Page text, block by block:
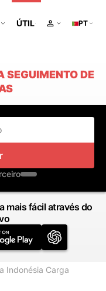
ÚTIL PT
SEGUIMENTO DE
mais fácil através do
Indonésia Carga